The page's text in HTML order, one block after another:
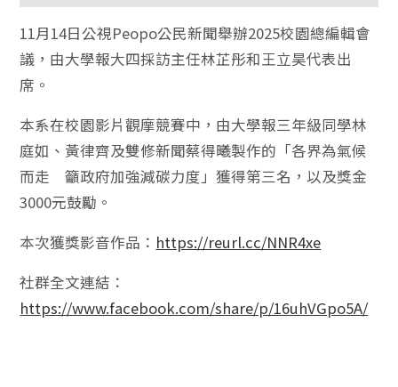
11月14日公視Peopo公民新聞舉辦2025校園總編輯會
議，由大學報大四採訪主任林芷彤和王立昊代表出
席。
本系在校園影片觀摩競賽中，由大學報三年級同學林
庭如、黃律齊及雙修新聞蔡得曦製作的「各界為氣候
而走 籲政府加強減碳力度」獲得第三名，以及獎金
3000元鼓勵。
本次獲獎影音作品： https://reurl.cc/NNR4xe⁩
社群全文連結：
https://www.facebook.com/share/p/16uhVGpo5A/